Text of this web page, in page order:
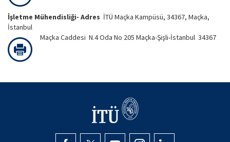
İşletme Mühendisliği- Adres İTÜ Maçka Kampüsü, 34367, Maçka,
İstanbul
Maçka Caddesi N.4 Oda No 205 Maçka-Şişli-İstanbul 34367